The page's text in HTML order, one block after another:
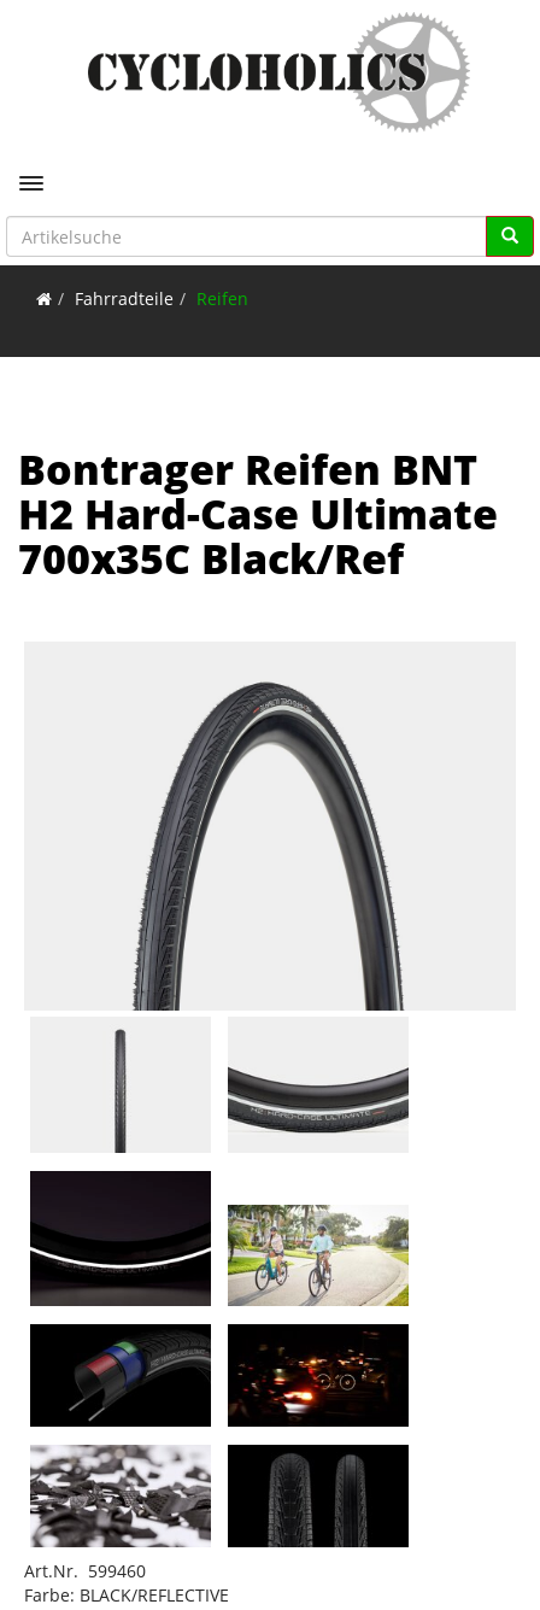
Toggle navigation
Fahrradteile Reifen
Bontrager Reifen BNT
H2 Hard-Case Ultimate
700x35C Black/Ref
Art.Nr. 599460
Farbe: BLACK/REFLECTIVE